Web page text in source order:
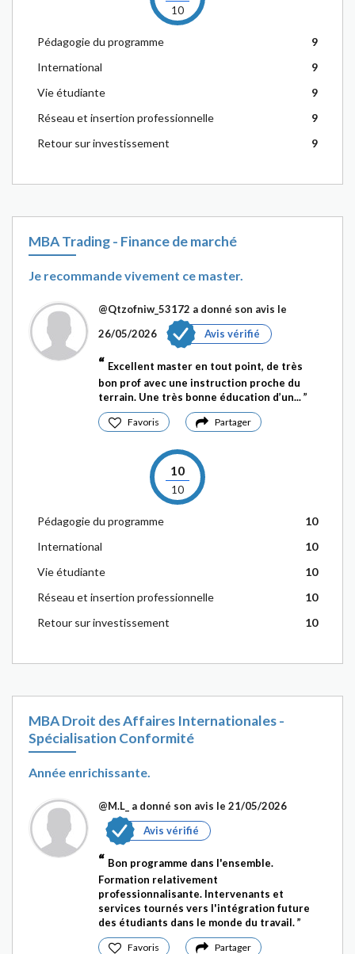
10
Pédagogie du programme
9
International
9
Vie étudiante
9
Réseau et insertion professionnelle
9
Retour sur investissement
9
MBA Trading - Finance de marché
Je recommande vivement ce master.
@Qtzofniw_53172 a donné son avis le
26/05/2026
Avis vérifié
Excellent master en tout point, de très
bon prof avec une instruction proche du
terrain. Une très bonne éducation d’un...
Favoris Partager
10
10
Pédagogie du programme
10
International
10
Vie étudiante
10
Réseau et insertion professionnelle
10
Retour sur investissement
10
MBA Droit des Affaires Internationales -
Spécialisation Conformité
Année enrichissante.
@M.L_ a donné son avis le 21/05/2026
Avis vérifié
Bon programme dans l'ensemble.
Formation relativement
professionnalisante. Intervenants et
services tournés vers l'intégration future
des étudiants dans le monde du travail.
Favoris Partager